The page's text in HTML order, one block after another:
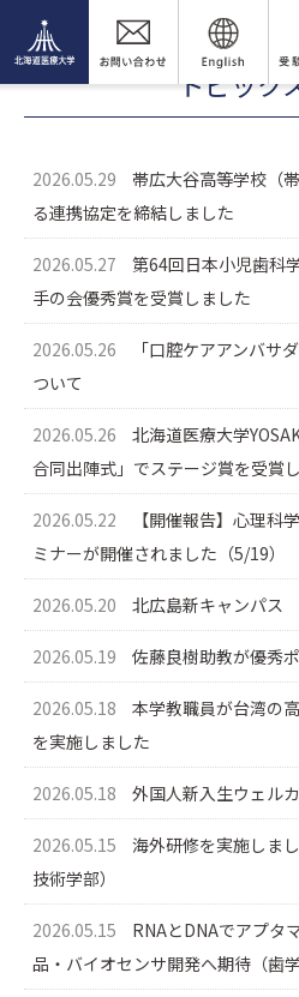
トピック
2026.05.29
帯広大谷高等学校（
る連携協定を締結しました
2026.05.27
第64回日本小児歯科
手の会優秀賞を受賞しました
2026.05.26
「口腔ケアアンバサ
ついて
2026.05.26
北海道医療大学
合同出陣式」でステージ賞を受賞
2026.05.22
【開催報告】心理科
ミナーが開催されました（5/19）
2026.05.20 北広島新キャンパス
2026.05.19 佐藤良樹助教が優秀
2026.05.18
本学教職員が台湾の
を実施しました
2026.05.18 外国人新入生ウェル
2026.05.15
海外研修を実施しま
技術学部）
2026.05.15
RNAとDNAでアプタ
品・バイオセンサ開発へ期待（歯